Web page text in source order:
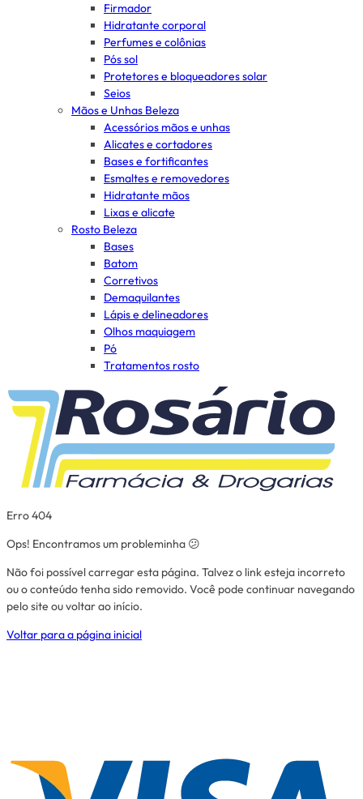
Firmador
Hidratante corporal
Perfumes e colônias
Pós sol
Protetores e bloqueadores solar
Seios
Mãos e Unhas Beleza
Acessórios mãos e unhas
Alicates e cortadores
Bases e fortificantes
Esmaltes e removedores
Hidratante mãos
Lixas e alicate
Rosto Beleza
Bases
Batom
Corretivos
Demaquilantes
Lápis e delineadores
Olhos maquiagem
Pó
Tratamentos rosto
Erro 404
Ops! Encontramos um probleminha 😕
Não foi possível carregar esta página. Talvez o link esteja incorreto
ou o conteúdo tenha sido removido. Você pode continuar navegando
pelo site ou voltar ao início.
Voltar para a página inicial